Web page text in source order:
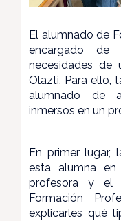
El alumnado de
encargado
necesidades de
Olazti. Para ello,
alumnado de
inmersos en un
En primer lugar,
esta alumna
profesora y el
Formación
explicarles qué